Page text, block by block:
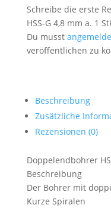
Schreibe die erste
HSS-G 4,8 mm a. 1
Du musst
veröffentlichen zu
Beschreibung
Zusätzliche
Rezensionen (0)
Doppelendbohrer
Beschreibung
Der Bohrer mit
Kurze Spiralen